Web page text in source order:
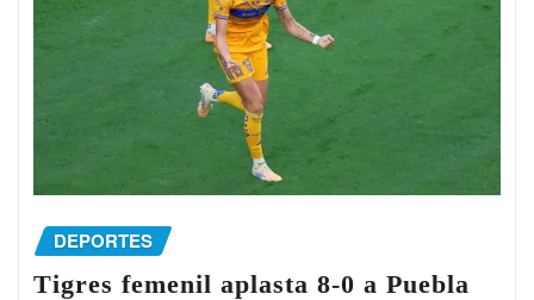
DEPORTES
Tigres femenil aplasta 8-0 a Puebla